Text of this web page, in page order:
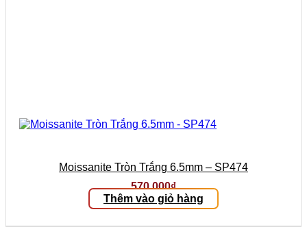
Moissanite Tròn Trắng 6.5mm – SP474
570.000₫
Thêm vào giỏ hàng